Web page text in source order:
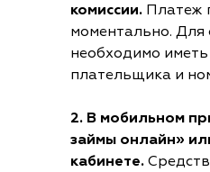
комиссии. Платеж
моментально.
необходимо
плательщика и
2. В мобильном
займы онлайн»
кабинете.